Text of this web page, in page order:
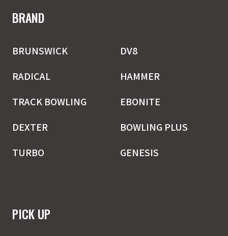
BRAND
BRUNSWICK
DV8
RADICAL
HAMMER
TRACK BOWLING
EBONITE
DEXTER
BOWLING PLUS
TURBO
GENESIS
PICK UP